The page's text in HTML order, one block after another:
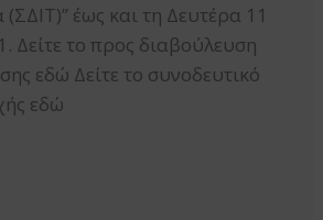
(ΣΔΙΤ)” έως και τη Δευτέρα 11
Δείτε το προς διαβούλευση
εδώ Δείτε το συνοδευτικό
εδώ